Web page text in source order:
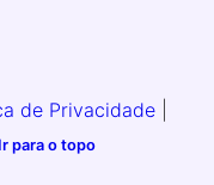
de Privacidade
Ir para o topo